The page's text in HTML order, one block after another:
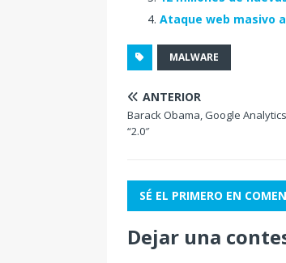
Ataque web masivo
MALWARE
ANTERIOR
Barack Obama, Google
“2.0″
SÉ EL PRIMERO EN
Dejar una